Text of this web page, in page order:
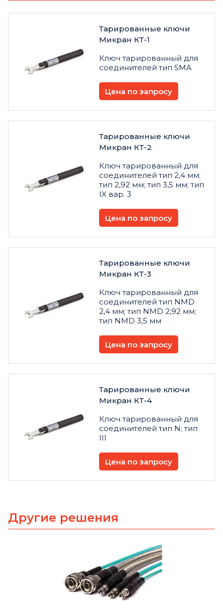
Тарированные ключи
Микран КТ-1
Ключ тарированный для
соединителей тип SMA
Цена по запросу
Тарированные ключи
Микран КТ-2
Ключ тарированный для
соединителей тип 2,4 мм;
тип 2,92 мм; тип 3,5 мм; тип
IX вар. 3
Цена по запросу
Тарированные ключи
Микран КТ-3
Ключ тарированный для
соединителей тип NMD
2,4 мм; тип NMD 2,92 мм;
тип NMD 3,5 мм
Цена по запросу
Тарированные ключи
Микран КТ-4
Ключ тарированный для
соединителей тип N; тип
III
Цена по запросу
Другие решения